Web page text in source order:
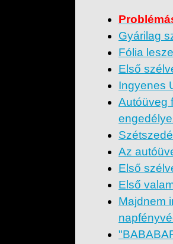
Gyárilag
Fólia
Első
Ingyenes
Autóüveg
Az
Első
Első
Majdnem